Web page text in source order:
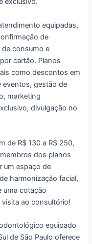
equipadas,
de
consumo e
cartão. Planos
como descontos em
eventos, gestão de
marketing
divulgação no
de R$ 130 a R$ 250,
dos planos
um espaço de
harmonização facial,
uma cotação
ao consultório!
equipado
de São Paulo oferece